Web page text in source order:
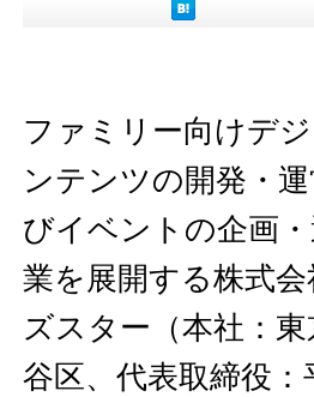
ファミリー向けデ
ンテンツの開発・運
びイベントの企画
業を展開する株式会
ズスター（本社：東
谷区、代表取締役：